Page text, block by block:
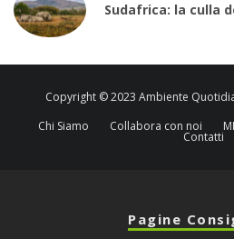
Sudafrica: la culla
Copyright © 2023 Ambiente
Chi Siamo
Collabora con noi
Contatti
Pagine